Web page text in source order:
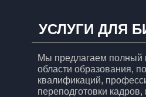
УСЛУГИ ДЛЯ
Мы предлагаем полный
области образования,
квалификаций,
переподготовки кадров,